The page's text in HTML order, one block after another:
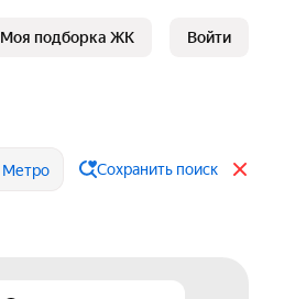
Моя подборка ЖК Войти
Метро Сохранить поиск